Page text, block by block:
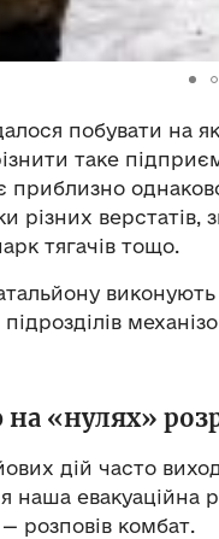
побувати на
таке
приблизно
різних верстатів,
тягачів тощо.
«нулях»
дій часто
наша
розповів комбат.